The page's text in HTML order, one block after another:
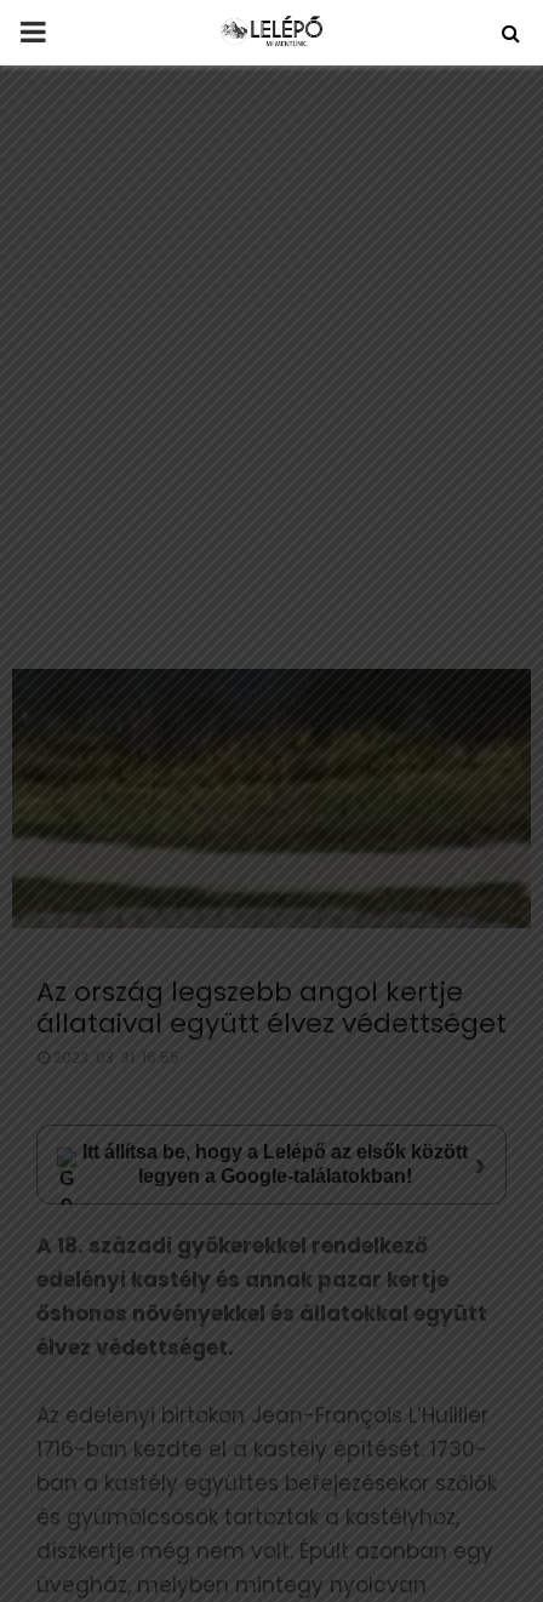
PRIMARY
Az ország legszebb angol kertje
állataival együtt élvez védettséget
2023. 03. 31. 16:55
Itt állítsa be, hogy a Lelépő az elsők között
legyen a Google-találatokban!
›
A 18. századi gyökerekkel rendelkező
edelényi kastély és annak pazar kertje
őshonos növényekkel és állatokkal együtt
élvez védettséget.
Az edelényi birtokon Jean-François L’Huillier
1716-ban kezdte el a kastély építését. 1730-
ban a kastély együttes befejezésekor szőlők
és gyümölcsösök tartoztak a kastélyhoz,
díszkertje még nem volt. Épült azonban egy
üvegház, melyben mintegy nyolcvan